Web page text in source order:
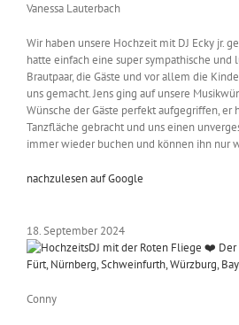
Vanessa Lauterbach
Wir haben unsere Hochzeit mit DJ Ecky jr.
hatte einfach eine super sympathische und
Brautpaar, die Gäste und vor allem die
uns gemacht. Jens ging auf unsere
Wünsche der Gäste perfekt aufgegriffen, er
Tanzfläche gebracht und uns einen
immer wieder buchen und können ihn nur
nachzulesen auf Google
18. September 2024
Conny